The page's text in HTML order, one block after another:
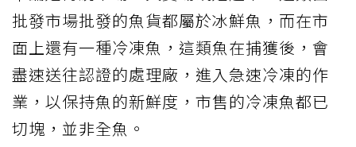
批發市場批發的魚貨都屬於冰鮮魚，而在市
面上還有一種冷凍魚，這類魚在捕獲後，會
盡速送往認證的處理廠，進入急速冷凍的作
業，以保持魚的新鮮度，市售的冷凍魚都已
切塊，並非全魚。